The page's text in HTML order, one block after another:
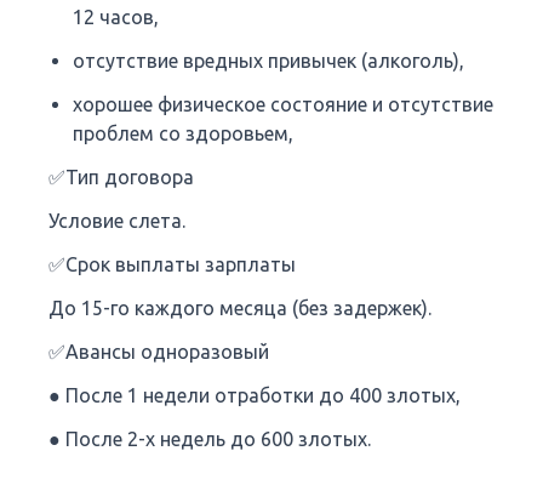
12 часов,
отсутствие вредных привычек (алкоголь),
хорошее физическое состояние и отсутствие
проблем со здоровьем,
✅Тип договора
Условие слета.
✅Срок выплаты зарплаты
До 15-го каждого месяца (без задержек).
✅Авансы одноразовый
● После 1 недели отработки до 400 злотых,
● После 2-х недель до 600 злотых.